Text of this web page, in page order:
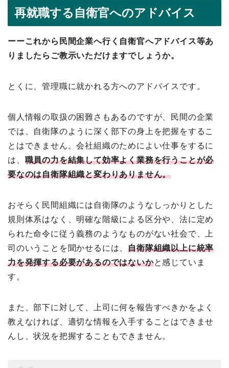
再就職する自衛官へのアドバイス
ーーこれから民間企業へ行く自衛官へアドバイス等あ
りましたらご教示いただけますでしょうか。
とくに、管理職に就かれる方へのアドバイスです。
個人情報の取扱の困難さもあるのですが、民間の企業
では、自衛隊のように深く部下の身上を把握をするこ
とはできません。会社組織のためによい仕事をするに
は、 職員の力を結集して効率よく業務を行うことが必
要なのは自衛隊組織と変わりありません。
おそらく民間組織には自衛隊のようなしっかりとした
規則体系はなく、明確な階級による区分や、法に定め
られた命令に従う義務のようなものがない社会で、上
司のいうことを聞かせるには、自衛隊組織以上に統率
力を発揮する必要があるのではないかと感じていま
す。
また、部下に対して、上司に何を報告すべきかをよく
教えなければ、適切な情報を入手することはできませ
んし、状況を把握することもできません。